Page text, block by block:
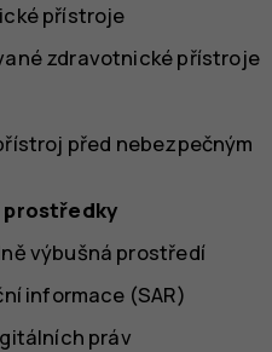
přístroje
zdravotnické přístroje
před nebezpečným
prostředky
výbušná prostředí
informace (SAR)
práv